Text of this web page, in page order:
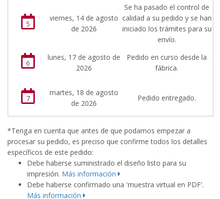
5
viernes, 14 de agosto
de 2026
Se ha pasado el control de
calidad a su pedido y se han
iniciado los trámites para su
envío.
6
lunes, 17 de agosto de
2026
Pedido en curso desde la
fábrica.
7
martes, 18 de agosto
de 2026
Pedido entregado.
*Tenga en cuenta que antes de que podamos empezar a
procesar su pedido, es preciso que confirme todos los detalles
específicos de este pedido:
Debe haberse suministrado el diseño listo para su
impresión. Más información
Debe haberse confirmado una 'muestra virtual en PDF'.
Más información